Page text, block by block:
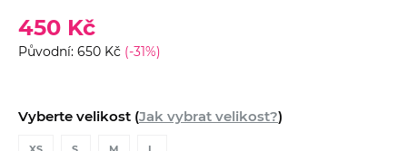
450 Kč
Původní: 650 Kč (-31%)
Vyberte velikost (Jak vybrat velikost?)